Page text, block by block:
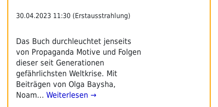
30.04.2023 11:30 (Erstausstrahlung)
Das Buch durchleuchtet jenseits
von Propaganda Motive und Folgen
dieser seit Generationen
gefährlichsten Weltkrise. Mit
Beiträgen von Olga Baysha,
Noam… Weiterlesen →